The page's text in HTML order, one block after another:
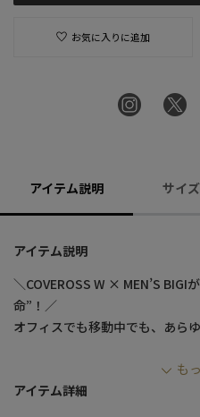
お気に入りに追加
アイテム説明 サイ
アイテム説明
＼COVEROSS W × MEN’S BIGI
命”！／
オフィスでも移動中でも、あら
仕事のパフォーマンスやQOL向
ーウェアが誕生。
も
アイテム詳細